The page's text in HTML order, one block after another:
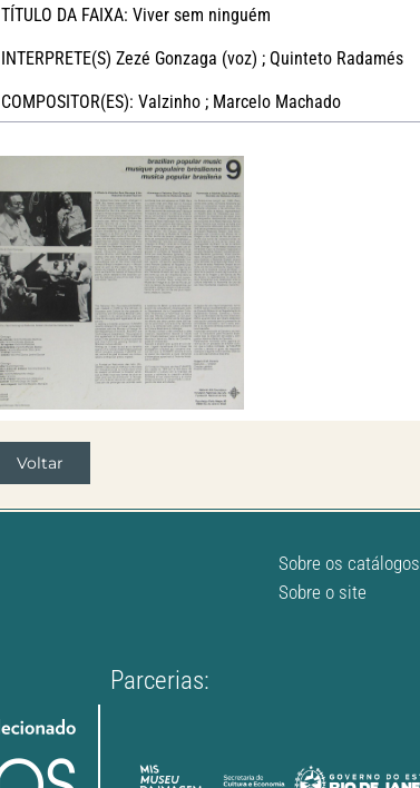
TÍTULO DA FAIXA: Viver sem ninguém
INTERPRETE(S) Zezé Gonzaga (voz) ; Quinteto Radamés
COMPOSITOR(ES): Valzinho ; Marcelo Machado
Voltar
Sobre os catálogos
Sobre o site
Parcerias: